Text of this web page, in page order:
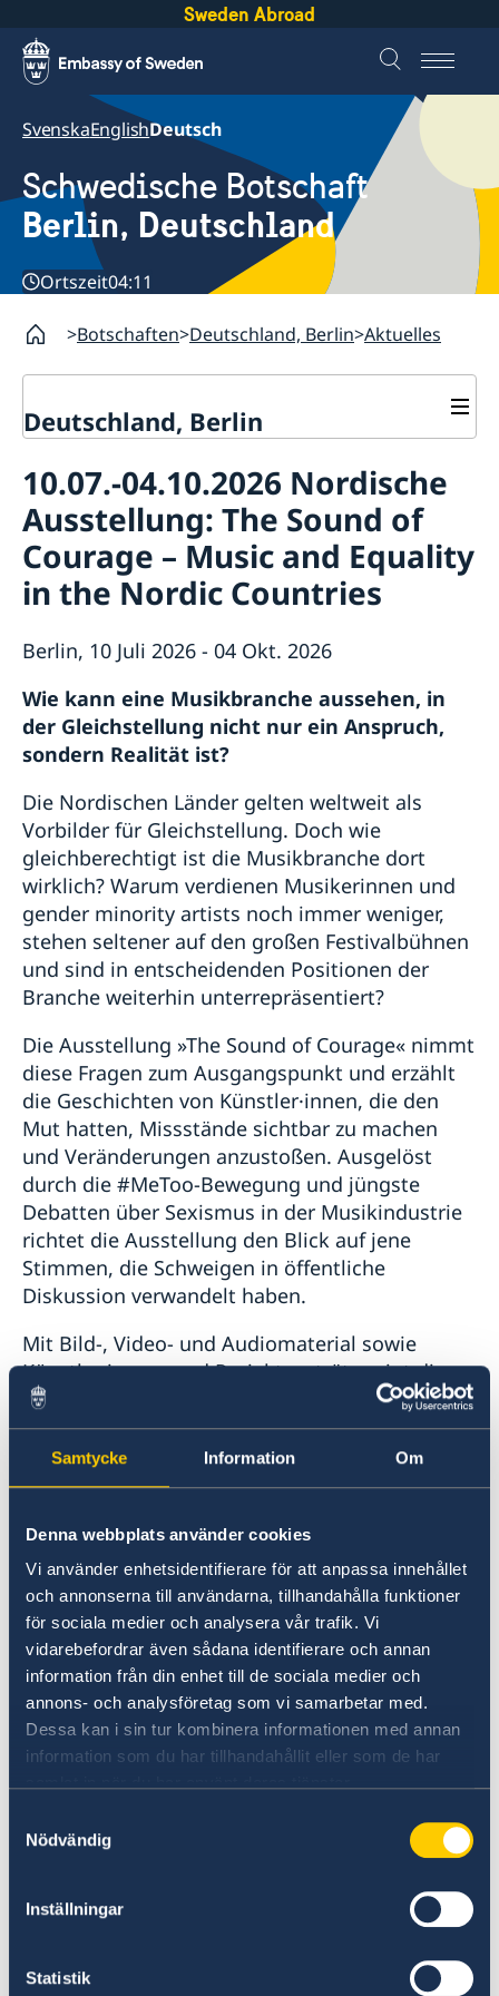
Samtycke Information Om
Denna webbplats använder cookies
Vi använder enhetsidentifierare för att anpassa innehållet
och annonserna till användarna, tillhandahålla funktioner
för sociala medier och analysera vår trafik. Vi
vidarebefordrar även sådana identifierare och annan
information från din enhet till de sociala medier och
annons- och analysföretag som vi samarbetar med.
Dessa kan i sin tur kombinera informationen med annan
information som du har tillhandahållit eller som de har
Nödvändig
Inställningar
Statistik
Sweden Abroad
SvenskaEnglishDeutsch
Schwedische Botschaft
Berlin, Deutschland
Ortszeit04:11
Botschaften Deutschland, Berlin Aktuelles
Deutschland, Berlin
Geänderte Öffnungszeiten
Wahl 2026
Veranstaltungen
Stellenanzeigen der Botschaft
Kontakt & Öffnungszeiten
Unsere Konsulate
Ansprechpartner für die Medien
Soziale Medien und Newsletter
Über uns
Die Schwedische Botschaft: Das Gebäude
Die Botschafterin
Schweden in Deutschland
Business Sweden
AllBright Stiftung
Freundschaftsvereine
Sonstige Vereine
Schwedische Kirchen
Lektorate für Schwedisch in Deutschland
Schulen
Schwedisch einkaufen
Deutschland in Schweden
10.07.-04.10.2026 Nordische
Ausstellung: The Sound of
Courage – Music and Equality
in the Nordic Countries
Berlin, 10 Juli 2026 - 04 Okt. 2026
Wie kann eine Musikbranche aussehen, in
der Gleichstellung nicht nur ein Anspruch,
sondern Realität ist?
Die Nordischen Länder gelten weltweit als
Vorbilder für Gleichstellung. Doch wie
gleichberechtigt ist die Musikbranche dort
wirklich? Warum verdienen Musikerinnen und
gender minority artists noch immer weniger,
stehen seltener auf den großen Festivalbühnen
und sind in entscheidenden Positionen der
Branche weiterhin unterrepräsentiert?
Die Ausstellung »The Sound of Courage« nimmt
diese Fragen zum Ausgangspunkt und erzählt
die Geschichten von Künstler·innen, die den
Mut hatten, Missstände sichtbar zu machen
und Veränderungen anzustoßen. Ausgelöst
durch die #MeToo-Bewegung und jüngste
Debatten über Sexismus in der Musikindustrie
richtet die Ausstellung den Blick auf jene
Stimmen, die Schweigen in öffentliche
Diskussion verwandelt haben.
Mit Bild-, Video- und Audiomaterial sowie
Künstler·innen- und Projektporträts zeigt die
Ausstellung eindrucksvoll, wie Musik zu einem
Instrument gesellschaftlicher Veränderung
werden kann. Sie versammelt dabei Projekte
und Künstler·innen aus allen fünf Nordischen
Grönland, die Färöer und Åland – darunter
Brun, AURORA, AySay, Björk, Fever Ray, Girl
in Red, Hildur Guðnadóttir, Laufey, Mari
Boine, Sofia Jannok, Tarja Turunenund
Larsson.
Eine Gemeinschaftsproduktion der Nordischen
Botschaften in Berlin, unterstützt vom
Nordischen Ministerrat.
Konzerten im Felleshus der Nordischen
Botschaften und in der Berliner Kulturbrauerei.
Nordische Botschaften
Rauchstr. 1